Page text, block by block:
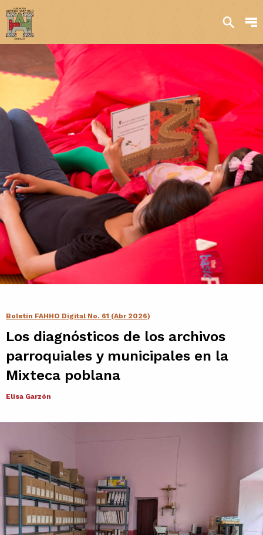
Sobre nosotros
Transparencia
Qué hacemos
Iniciativas
Acervos y
colecciones
Contacto
Agenda
Noticias
Boletín FAHHO Digital No. 61 (Abr 2026)
Los diagnósticos de los archivos
parroquiales y municipales en la
Mixteca poblana
Elisa Garzón